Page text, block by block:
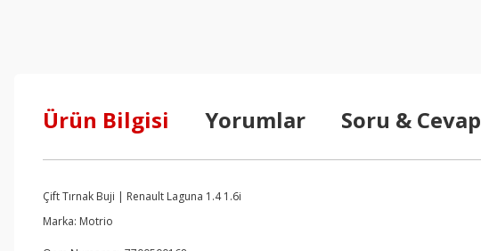
Ürün Bilgisi Yorumlar Soru & Cevap
Çift Tırnak Buji | Renault Laguna 1.4 1.6i
Marka: Motrio